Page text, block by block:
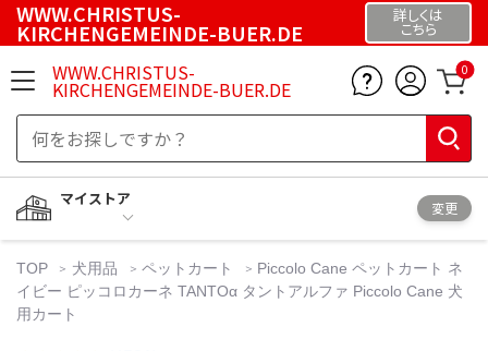
WWW.CHRISTUS-
KIRCHENGEMEINDE-BUER.DE
詳しくは
こちら
WWW.CHRISTUS-
KIRCHENGEMEINDE-BUER.DE
0
マイストア
変更
TOP 犬用品 ペットカート
Piccolo Cane ペットカート ネ
イビー ピッコロカーネ TANTOα タントアルファ Piccolo Cane 犬
用カート